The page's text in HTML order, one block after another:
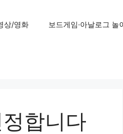
상/영화 보드게임·아날로그 놀
합니다